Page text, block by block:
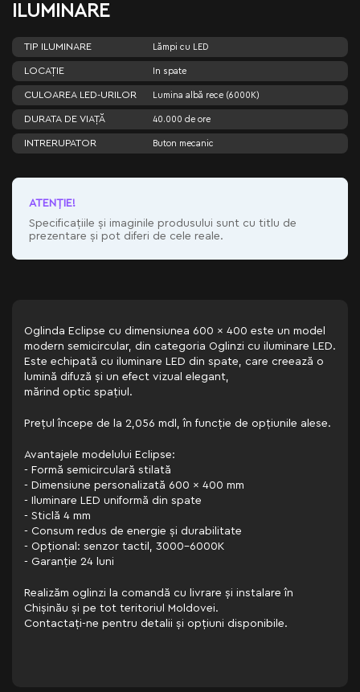
ILUMINARE
TIP ILUMINARE Lămpi cu LED
LOCAȚIE In spate
CULOAREA LED-URILOR Lumina albă rece (6000K)
DURATA DE VIAȚĂ 40.000 de ore
INTRERUPATOR Buton mecanic
ATENŢIE!
Specificațiile și imaginile produsului sunt cu titlu de
prezentare și pot diferi de cele reale.
Oglinda Eclipse cu dimensiunea 600 x 400 este un model
modern semicircular, din categoria Oglinzi cu iluminare LED.
Este echipată cu iluminare LED din spate, care creează o
lumină difuză și un efect vizual elegant,
mărind optic spațiul.
Prețul începe de la 2,056 mdl, în funcție de opțiunile alese.
Avantajele modelului Eclipse:
- Formă semicirculară stilată
- Dimensiune personalizată 600 x 400 mm
- Iluminare LED uniformă din spate
- Sticlă 4 mm
- Consum redus de energie și durabilitate
- Opțional: senzor tactil, 3000–6000K
- Garanție 24 luni
Realizăm oglinzi la comandă cu livrare și instalare în
Chișinău și pe tot teritoriul Moldovei.
Contactați-ne pentru detalii și opțiuni disponibile.